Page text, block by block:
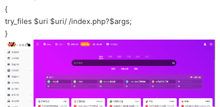
{
try_files $uri $uri/ /index.php?$args;
}